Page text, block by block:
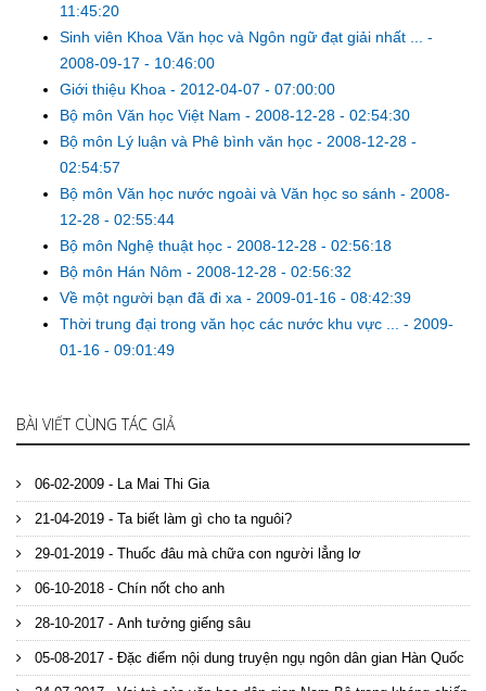
11:45:20
Sinh viên Khoa Văn học và Ngôn ngữ đạt giải nhất ... -
2008-09-17 - 10:46:00
Giới thiệu Khoa - 2012-04-07 - 07:00:00
Bộ môn Văn học Việt Nam - 2008-12-28 - 02:54:30
Bộ môn Lý luận và Phê bình văn học - 2008-12-28 -
02:54:57
Bộ môn Văn học nước ngoài và Văn học so sánh - 2008-
12-28 - 02:55:44
Bộ môn Nghệ thuật học - 2008-12-28 - 02:56:18
Bộ môn Hán Nôm - 2008-12-28 - 02:56:32
Về một người bạn đã đi xa - 2009-01-16 - 08:42:39
Thời trung đại trong văn học các nước khu vực ... - 2009-
01-16 - 09:01:49
BÀI VIẾT CÙNG TÁC GIẢ
06-02-2009 - La Mai Thi Gia
21-04-2019 - Ta biết làm gì cho ta nguôi?
29-01-2019 - Thuốc đâu mà chữa con người lẳng lơ
06-10-2018 - Chín nốt cho anh
28-10-2017 - Anh tưởng giếng sâu
05-08-2017 - Đặc điểm nội dung truyện ngụ ngôn dân gian Hàn Quốc